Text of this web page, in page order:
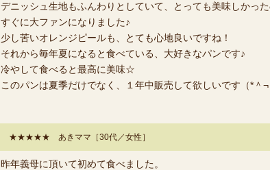
デニッシュ生地もふんわりとしていて、とっても美味しかった
すぐに大ファンになりました♪
少し苦いオレンジピールも、とても心地良いですね！
それから毎年夏になると食べている、大好きなパンです♪
冷やして食べると最高に美味☆
このパンは夏季だけでなく、１年中販売して欲しいです（*＾
★★★★★ あきママ［30代／女性］
昨年義母に頂いて初めて食べました。